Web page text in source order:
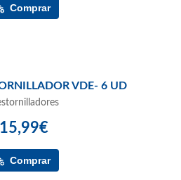
VDE- 6 UD
15,99€